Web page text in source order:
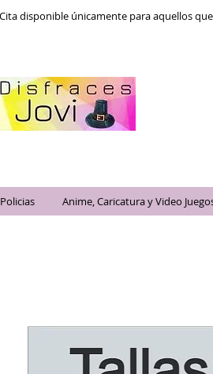
Cita disponible únicamente para aquellos
Anime, Caricatura y Video